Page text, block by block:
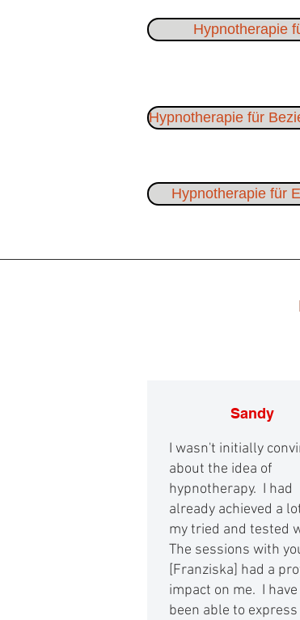
Hypnotherapie
Hypnotherapie für
Hypnotherapie für
Sandy
I wasn't initially
about the idea of
hypnotherapy. I had
already achieved a
my tried and tested
The sessions with
[Franziska] had a
impact on me. I
been able to express